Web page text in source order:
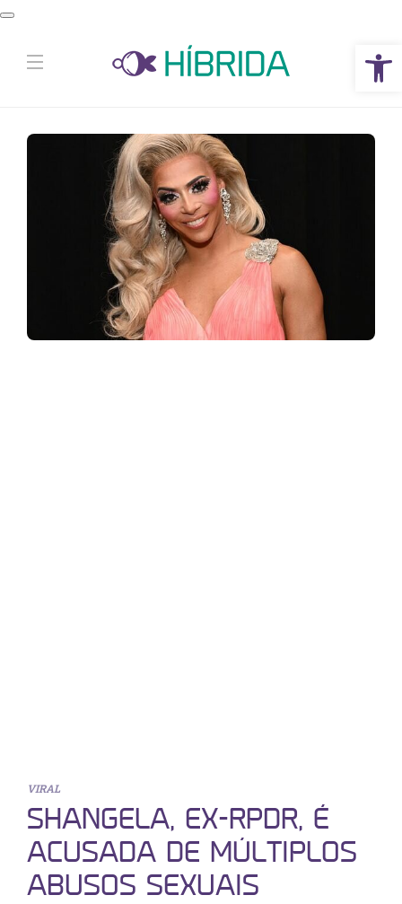
Abrir a barra de ferramentas
VIRAL
SHANGELA, EX-RPDR, É
ACUSADA DE MÚLTIPLOS
ABUSOS SEXUAIS